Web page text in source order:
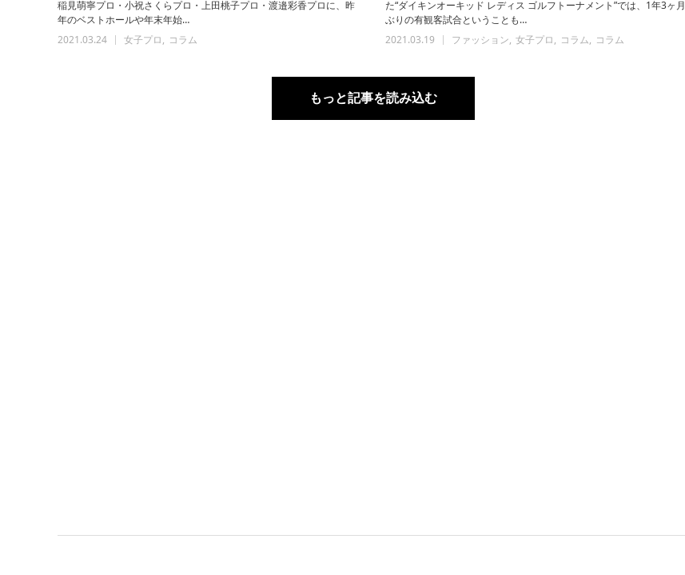
稲見萌寧プロ・小祝さくらプロ・上田桃子プロ・渡邉彩香プロに、昨
年のベストホールや年末年始…
2021.03.24
女子プロ コラム
た“ダイキンオーキッド レディス ゴルフトーナメント”では、1年3ヶ月
ぶりの有観客試合ということも…
2021.03.19
ファッション 女子プロ コラム コラム
もっと記事を読み込む